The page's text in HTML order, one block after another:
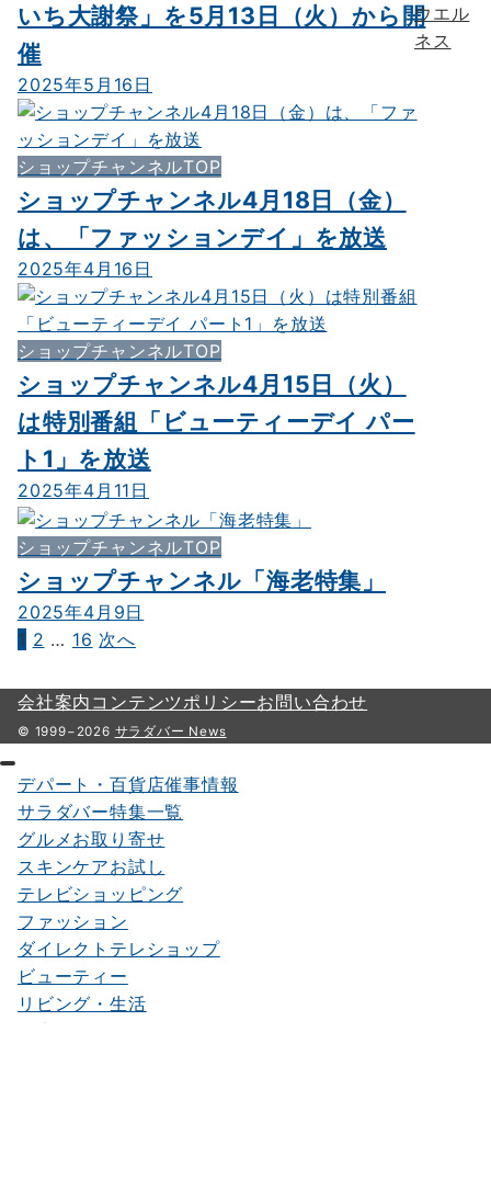
いち大謝祭」を5月13日（火）から開
催
2025年5月16日
ショップチャンネルTOP
ショップチャンネル4月18日（金）
は、「ファッションデイ」を放送
2025年4月16日
ショップチャンネルTOP
ショップチャンネル4月15日（火）
は特別番組「ビューティーデイ パー
ト1」を放送
2025年4月11日
ショップチャンネルTOP
ショップチャンネル「海老特集」
2025年4月9日
投
の
ー
ジ
送
り
1 2 … 16 次へ
ウエル
ネス
会社案内 コンテンツポリシーお問い合わせ
© 1999−2026 サラダバー News
デパート・百貨店催事情報
サラダバー特集一覧
グルメお取り寄せ
スキンケアお試し
テレビショッピング
ファッション
ダイレクトテレショップ
ビューティー
リビング・生活
健康食品